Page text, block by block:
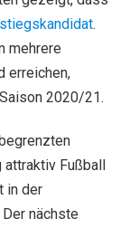
.
mehrere
erreichen,
2020/21.
attraktiv Fußball
in der
nächste